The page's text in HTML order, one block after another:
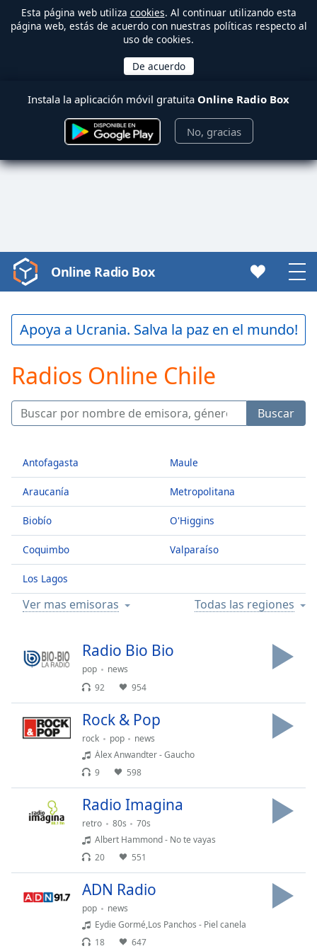
Esta página web utiliza cookies. Al continuar utilizando esta
página web, estás de acuerdo con nuestras políticas respecto al
uso de cookies.
Instala la aplicación móvil gratuita Online Radio Box
No, gracias
Video
Player
loading.
Play
Play
Skip
Skip
Forward
Time0:00
Duration-:-
Loaded:
Stream
TypeLIVE
Seek to
currently
behind
Time-
Playback
Rate
Descriptions
descriptions
Subtitles
Online Radio Box
Apoya a Ucrania. Salva la paz en el mundo!
Radios Online Chile
Buscar
Antofagasta
Araucanía
Biobío
Coquimbo
Los Lagos
Maule
Metropolitana
O'Higgins
Valparaíso
Ver mas emisoras Todas las regiones
Radio Bio Bio
pop
news
92
954
Rock & Pop
rock pop
news
Álex Anwandter - Gaucho
9
598
Radio Imagina
retro 80s
70s
Albert Hammond - No te vayas
20
551
ADN Radio
pop
news
Eydie Gormé,Los Panchos - Piel canela
18
647